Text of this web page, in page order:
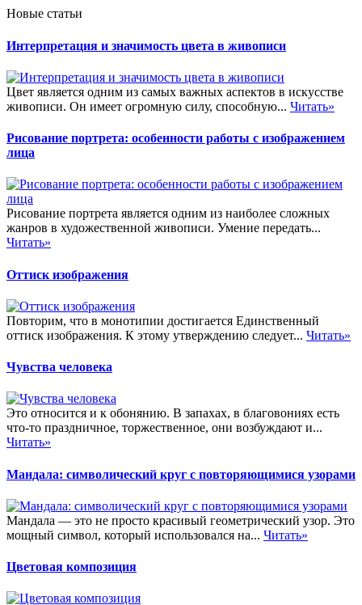
Новые статьи
Интерпретация и значимость цвета в живописи
Цвет является одним из самых важных аспектов в искусстве
живописи. Он имеет огромную силу, способную... Читать»
Рисование портрета: особенности работы с изображением
лица
Рисование портрета является одним из наиболее сложных
жанров в художественной живописи. Умение передать...
Читать»
Оттиск изображения
Повторим, что в монотипии достигается Единственный
оттиск изображения. К этому утверждению следует... Читать»
Чувства человека
Это относится и к обонянию. В запахах, в благовониях есть
что-то праздничное, торжественное, они возбуждают и...
Читать»
Мандала: символический круг с повторяющимися узорами
Мандала — это не просто красивый геометрический узор. Это
мощный символ, который использовался на... Читать»
Цветовая композиция